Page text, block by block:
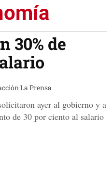
30% de
La Prensa
ayer al gobierno y a
de 30 por ciento al salario